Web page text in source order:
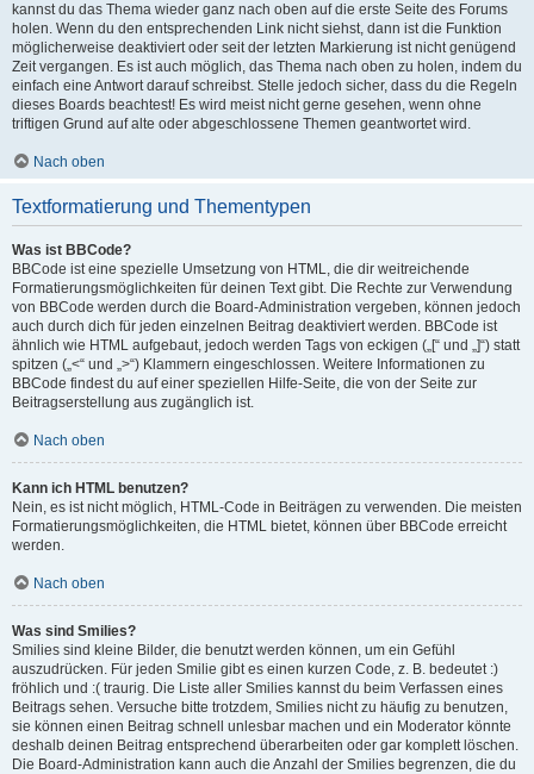
kannst du das Thema wieder ganz nach oben auf die erste Seite des Forums
holen. Wenn du den entsprechenden Link nicht siehst, dann ist die Funktion
möglicherweise deaktiviert oder seit der letzten Markierung ist nicht genügend
Zeit vergangen. Es ist auch möglich, das Thema nach oben zu holen, indem du
einfach eine Antwort darauf schreibst. Stelle jedoch sicher, dass du die Regeln
dieses Boards beachtest! Es wird meist nicht gerne gesehen, wenn ohne
triftigen Grund auf alte oder abgeschlossene Themen geantwortet wird.
Nach oben
Textformatierung und Thementypen
Was ist BBCode?
BBCode ist eine spezielle Umsetzung von HTML, die dir weitreichende
Formatierungsmöglichkeiten für deinen Text gibt. Die Rechte zur Verwendung
von BBCode werden durch die Board-Administration vergeben, können jedoch
auch durch dich für jeden einzelnen Beitrag deaktiviert werden. BBCode ist
ähnlich wie HTML aufgebaut, jedoch werden Tags von eckigen („[“ und „]“) statt
spitzen („<“ und „>“) Klammern eingeschlossen. Weitere Informationen zu
BBCode findest du auf einer speziellen Hilfe-Seite, die von der Seite zur
Beitragserstellung aus zugänglich ist.
Nach oben
Kann ich HTML benutzen?
Nein, es ist nicht möglich, HTML-Code in Beiträgen zu verwenden. Die meisten
Formatierungsmöglichkeiten, die HTML bietet, können über BBCode erreicht
werden.
Nach oben
Was sind Smilies?
Smilies sind kleine Bilder, die benutzt werden können, um ein Gefühl
auszudrücken. Für jeden Smilie gibt es einen kurzen Code, z. B. bedeutet :)
fröhlich und :( traurig. Die Liste aller Smilies kannst du beim Verfassen eines
Beitrags sehen. Versuche bitte trotzdem, Smilies nicht zu häufig zu benutzen,
sie können einen Beitrag schnell unlesbar machen und ein Moderator könnte
deshalb deinen Beitrag entsprechend überarbeiten oder gar komplett löschen.
Die Board-Administration kann auch die Anzahl der Smilies begrenzen, die du